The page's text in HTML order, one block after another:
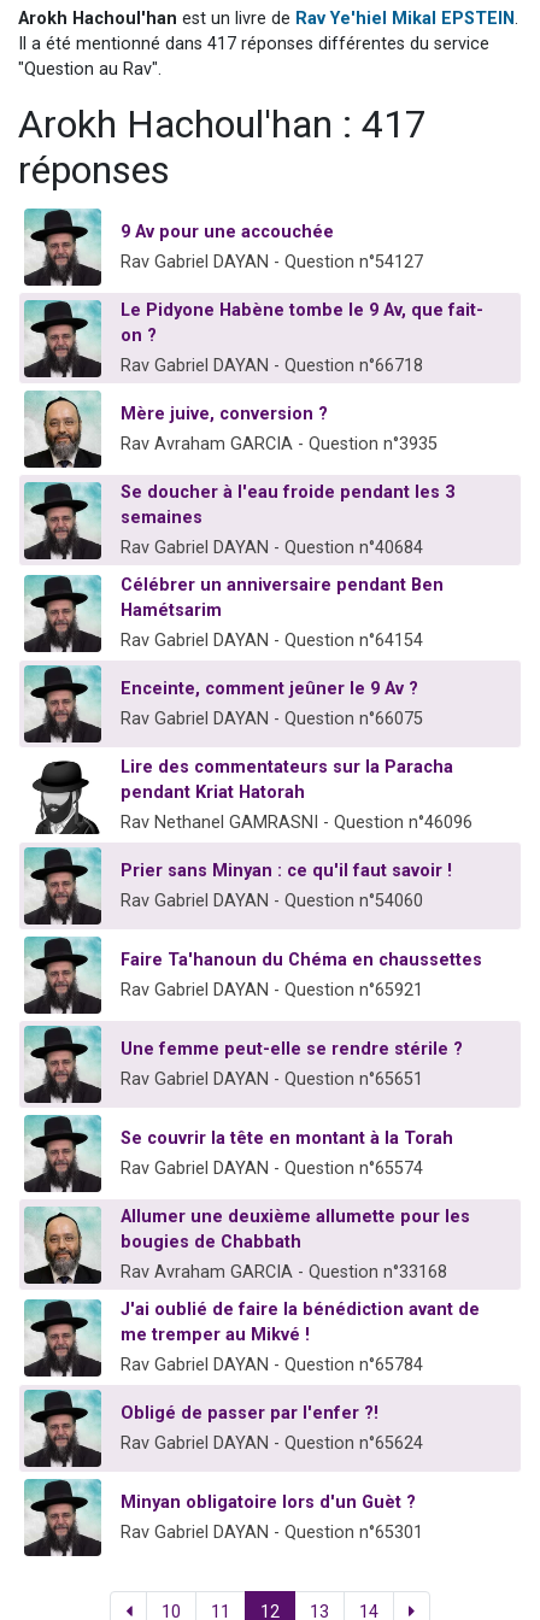
2 personnes viennent de nous rejoindre sur WhatsApp
Eli vient de donner son Maasser
3 personnes viennent de faire un don pour Événements Torah-Box
Arokh Hachoul'han est un livre de Rav Ye'hiel Mikal EPSTEIN.
Il a été mentionné dans 417 réponses différentes du service
"Question au Rav".
Arokh Hachoul'han : 417
réponses
9 Av pour une accouchée
Rav Gabriel DAYAN - Question n°54127
Le Pidyone Habène tombe le 9 Av, que fait-
on ?
Rav Gabriel DAYAN - Question n°66718
Mère juive, conversion ?
Rav Avraham GARCIA - Question n°3935
Se doucher à l'eau froide pendant les 3
semaines
Rav Gabriel DAYAN - Question n°40684
Célébrer un anniversaire pendant Ben
Hamétsarim
Rav Gabriel DAYAN - Question n°64154
Enceinte, comment jeûner le 9 Av ?
Rav Gabriel DAYAN - Question n°66075
Lire des commentateurs sur la Paracha
pendant Kriat Hatorah
Rav Nethanel GAMRASNI - Question n°46096
Prier sans Minyan : ce qu'il faut savoir !
Rav Gabriel DAYAN - Question n°54060
Faire Ta'hanoun du Chéma en chaussettes
Rav Gabriel DAYAN - Question n°65921
Une femme peut-elle se rendre stérile ?
Rav Gabriel DAYAN - Question n°65651
Se couvrir la tête en montant à la Torah
Rav Gabriel DAYAN - Question n°65574
Allumer une deuxième allumette pour les
bougies de Chabbath
Rav Avraham GARCIA - Question n°33168
J'ai oublié de faire la bénédiction avant de
me tremper au Mikvé !
Rav Gabriel DAYAN - Question n°65784
Obligé de passer par l'enfer ?!
Rav Gabriel DAYAN - Question n°65624
Minyan obligatoire lors d'un Guèt ?
Rav Gabriel DAYAN - Question n°65301
10 11 12 13 14